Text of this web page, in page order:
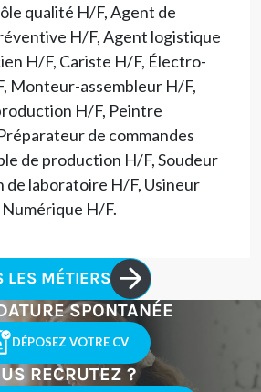
qualité H/F, Agent de
H/F, Agent logistique
H/F, Cariste H/F, Électro-
Monteur-assembleur H/F,
H/F, Peintre
de commandes
de production H/F, Soudeur
de laboratoire H/F, Usineur
H/F.
LES MÉTIERS
SPONTANÉE
DÉPOSEZ VOTRE CV
RECRUTEZ ?